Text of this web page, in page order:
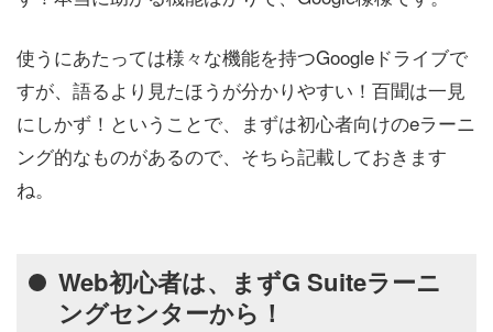
使うにあたっては様々な機能を持つGoogleドライブで
すが、語るより見たほうが分かりやすい！百聞は一見
にしかず！ということで、まずは初心者向けのeラーニ
ング的なものがあるので、そちら記載しておきます
ね。
Web初心者は、まずG Suiteラーニ
ングセンターから！